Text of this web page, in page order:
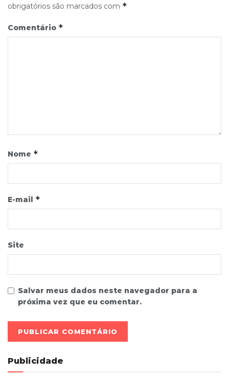
obrigatórios são marcados com *
Comentário *
Nome *
E-mail *
Site
Salvar meus dados neste navegador para a
próxima vez que eu comentar.
Publicidade